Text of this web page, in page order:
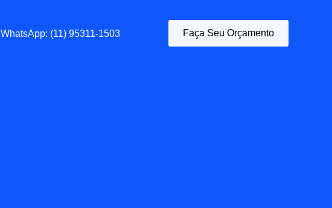
WhatsApp: (11) 95311-1503 Faça Seu Orçamento